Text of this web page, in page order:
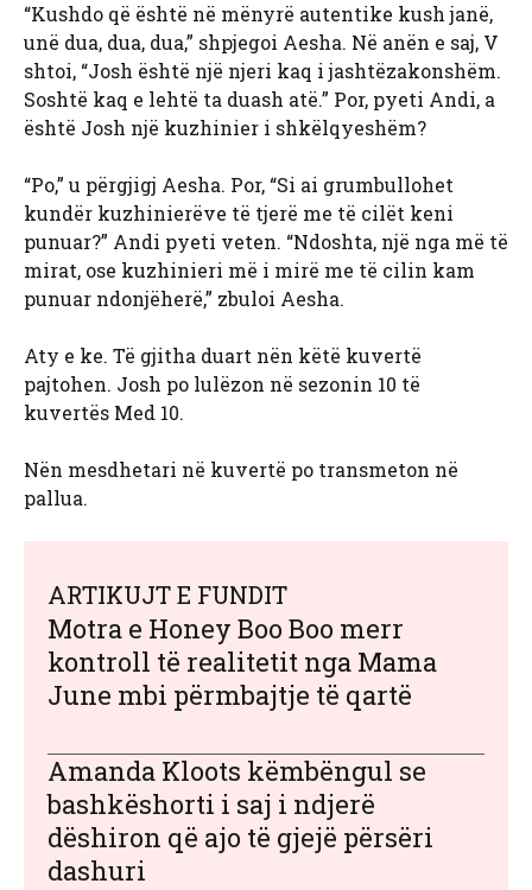
“Kushdo që është në mënyrë autentike kush janë,
unë dua, dua, dua,” shpjegoi Aesha. Në anën e saj, V
shtoi, “Josh është një njeri kaq i jashtëzakonshëm.
Soshtë kaq e lehtë ta duash atë.” Por, pyeti Andi, a
është Josh një kuzhinier i shkëlqyeshëm?
“Po,” u përgjigj Aesha. Por, “Si ai grumbullohet
kundër kuzhinierëve të tjerë me të cilët keni
punuar?” Andi pyeti veten. “Ndoshta, një nga më të
mirat, ose kuzhinieri më i mirë me të cilin kam
punuar ndonjëherë,” zbuloi Aesha.
Aty e ke. Të gjitha duart nën këtë kuvertë
pajtohen. Josh po lulëzon në sezonin 10 të
kuvertës Med 10.
Nën mesdhetari në kuvertë po transmeton në
pallua.
ARTIKUJT E FUNDIT
Motra e Honey Boo Boo merr
kontroll të realitetit nga Mama
June mbi përmbajtje të qartë
Amanda Kloots këmbëngul se
bashkëshorti i saj i ndjerë
dëshiron që ajo të gjejë përsëri
dashuri